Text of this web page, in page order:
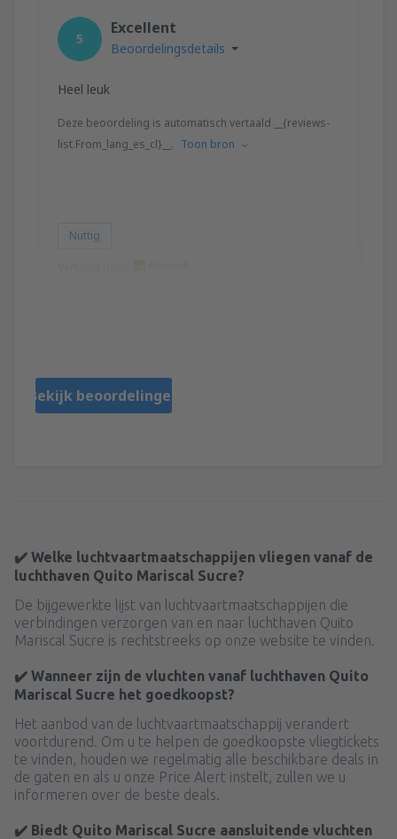
5
Excellent
Beoordelingsdetails
Heel leuk
Deze beoordeling is automatisch vertaald __{reviews-
list.From_lang_es_cl}__. Toon bron
Nuttig
Bekijk beoordelingen
✔️ Welke luchtvaartmaatschappijen vliegen vanaf de
luchthaven Quito Mariscal Sucre?
De bijgewerkte lijst van luchtvaartmaatschappijen die
verbindingen verzorgen van en naar luchthaven Quito
Mariscal Sucre is rechtstreeks op onze website te vinden.
✔️ Wanneer zijn de vluchten vanaf luchthaven Quito
Mariscal Sucre het goedkoopst?
Het aanbod van de luchtvaartmaatschappij verandert
voortdurend. Om u te helpen de goedkoopste vliegtickets
te vinden, houden we regelmatig alle beschikbare deals in
de gaten en als u onze Price Alert instelt, zullen we u
informeren over de beste deals.
✔️ Biedt Quito Mariscal Sucre aansluitende vluchten